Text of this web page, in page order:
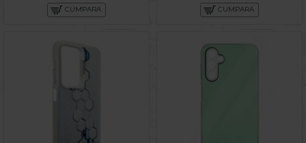
CUMPARA CUMPARA